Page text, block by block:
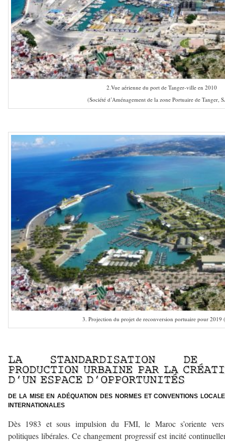
2.Vue aérienne du port de Tanger-ville en 2010
(Société d’Aménagement de la zone Portuaire de Tanger,
3. Projection du projet de reconversion portuaire pour 2019
LA STANDARDISATION DE
PRODUCTION URBAINE PAR LA
D’UN ESPACE D’OPPORTUNITÉS
DE LA MISE EN ADÉQUATION DES NORMES ET CONVENTIONS
INTERNATIONALES
Dès 1983 et sous impulsion du FMI, le Maroc s’oriente
politiques libérales. Ce changement progressif est incité